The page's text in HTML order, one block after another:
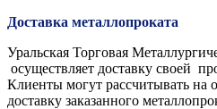
Доставка металлопроката
Уральская Торговая
осуществляет доставку своей
Клиенты могут рассчитывать
доставку заказанного